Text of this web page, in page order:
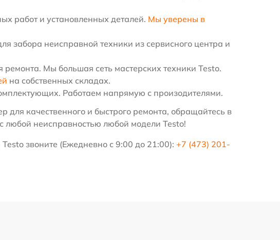
работ и установленных деталей. Мы уверены в
забора неисправной техники из сервисного центра и
Мы большая сеть мастерских техники Testo.
на собственных складах.
Работаем напрямую с произодителями.
качественного и быстрого ремонта, обращайтесь в
любой неисправностью любой модели Testo!
звоните (Ежедневно с 9:00 до 21:00): +7 (473) 201-